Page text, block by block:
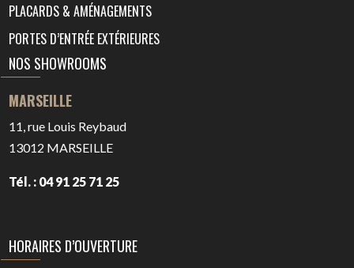
PLACARDS & AMÉNAGEMENTS
PORTES D’ENTRÉE EXTÉRIEURES
NOS SHOWROOMS
MARSEILLE
11, rue Louis Reybaud
13012 MARSEILLE
Tél. : 04 91 25 71 25
HORAIRES D’OUVERTURE